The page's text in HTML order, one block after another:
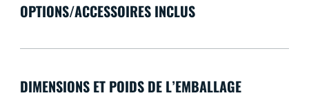
OPTIONS/ACCESSOIRES INCLUS
DIMENSIONS ET POIDS DE L’EMBALLAGE